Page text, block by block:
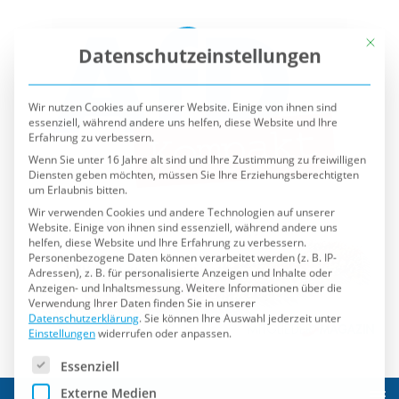
Datenschutzeinstellungen
essenziell, während andere uns helfen, diese Website und Ihre
Erfahrung zu verbessern.
Wenn Sie unter 16 Jahre alt sind und Ihre Zustimmung zu freiwilligen
Diensten geben möchten, müssen Sie Ihre Erziehungsberechtigten
um Erlaubnis bitten.
Wir verwenden Cookies und andere Technologien auf unserer
Website. Einige von ihnen sind essenziell, während andere uns
helfen, diese Website und Ihre Erfahrung zu verbessern.
Personenbezogene Daten können verarbeitet werden (z. B. IP-
Adressen), z. B. für personalisierte Anzeigen und Inhalte oder
Anzeigen- und Inhaltsmessung.Weitere Informationen über die
Verwendung Ihrer Daten finden Sie in unserer
Datenschutzerklärung. Sie können Ihre Auswahl jederzeit unter
Einstellungenwiderrufen oder anpassen.